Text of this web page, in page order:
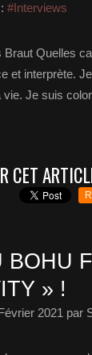
#Interviews
Braut Quelles
et interprète.
vie. Je suis
CET
BOHU
» !
2021 par